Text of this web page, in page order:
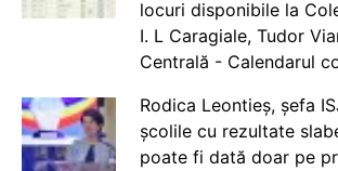
locuri disponibile la
I. L Caragiale, Tudor
Centrală - Calendarul
Rodica Leontieș, șefa
școlile cu rezultate
poate fi dată doar pe